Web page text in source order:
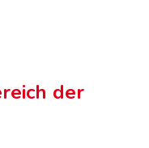
der